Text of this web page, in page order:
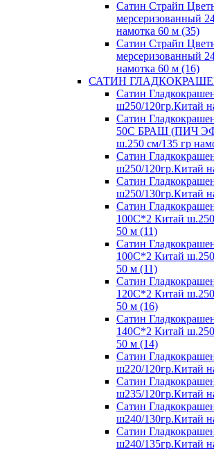
Сатин Страйп
мерсеризованный
намотка 60 м (35)
Сатин Страйп
мерсеризованный
намотка 60 м (16)
САТИН
Сатин
ш250/120гр.Китай
Сатин
50С БРАШ (ПИЧ
ш.250 см/135 гр
Сатин
ш250/120гр.Китай
Сатин
ш250/130гр.Китай
Сатин
100С*2 Китай
50 м (11)
Сатин
100С*2 Китай
50 м (11)
Сатин
120С*2 Китай
50 м (16)
Сатин
140С*2 Китай
50 м (14)
Сатин
ш220/120гр.Китай
Сатин
ш235/120гр.Китай
Сатин
ш240/130гр.Китай
Сатин
ш240/135гр.Китай